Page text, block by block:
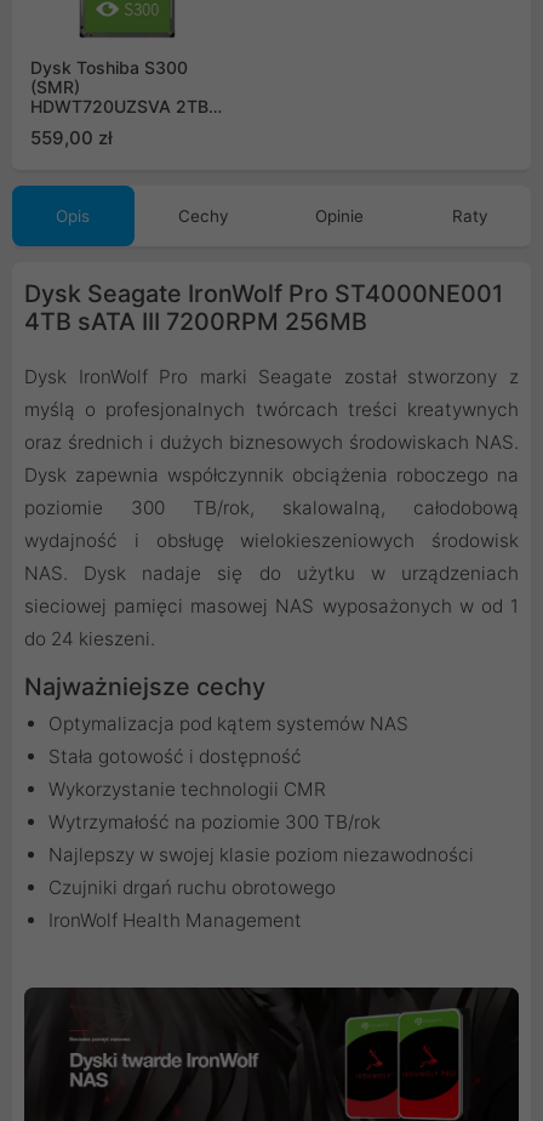
Dysk Toshiba S300
(SMR)
HDWT720UZSVA 2TB
sATA III 128MB
5400obr/min
559,00 zł
Opis Cechy Opinie Raty
Dysk Seagate IronWolf Pro ST4000NE001
4TB sATA III 7200RPM 256MB
Dysk IronWolf Pro marki Seagate został stworzony z
myślą o profesjonalnych twórcach treści kreatywnych
oraz średnich i dużych biznesowych środowiskach NAS.
Dysk zapewnia współczynnik obciążenia roboczego na
poziomie 300 TB/rok, skalowalną, całodobową
wydajność i obsługę wielokieszeniowych środowisk
NAS. Dysk nadaje się do użytku w urządzeniach
sieciowej pamięci masowej NAS wyposażonych w od 1
do 24 kieszeni.
Najważniejsze cechy
Optymalizacja pod kątem systemów NAS
Stała gotowość i dostępność
Wykorzystanie technologii CMR
Wytrzymałość na poziomie 300 TB/rok
Najlepszy w swojej klasie poziom niezawodności
Czujniki drgań ruchu obrotowego
IronWolf Health Management